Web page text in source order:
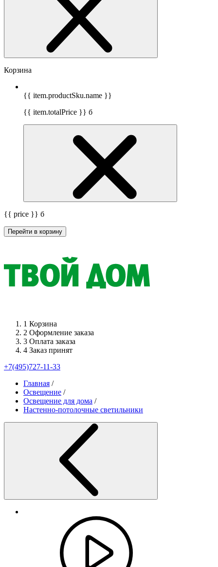
Корзина
{{ item.productSku.name }}
{{ item.totalPrice }} б
{{ price }} б
Перейти в корзину
1 Корзина
2 Оформление заказа
3 Оплата заказа
4 Заказ принят
+7(495)727-11-33
Главная /
Освещение /
Освещение для дома /
Настенно-потолочные светильники